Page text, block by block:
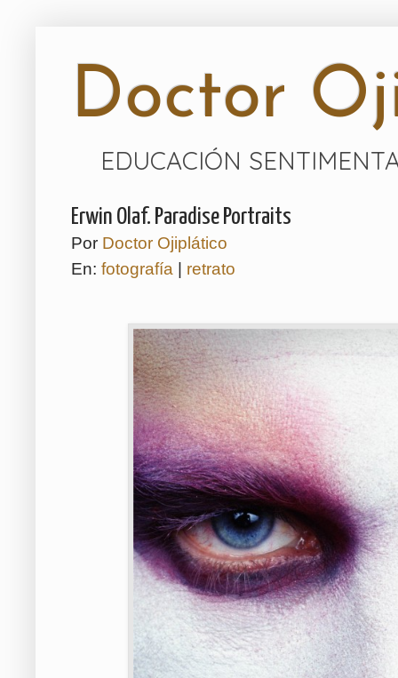
Doctor
EDUCACIÓN
Erwin Olaf. Paradise Portraits
Por Doctor Ojiplático
En: fotografía retrato